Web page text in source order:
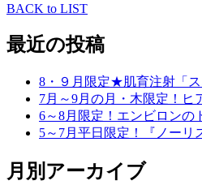
BACK to LIST
最近の投稿
8・９月限定★肌育注射「ス
7月～9月の月・木限定！ヒ
6～8月限定！エンビロンの
5～7月平日限定！『ノーリ
月別アーカイブ